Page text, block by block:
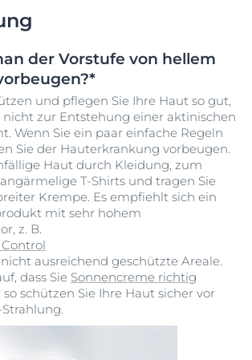
der Vorstufe von hellem
und pflegen Sie Ihre Haut so gut,
nicht zur Entstehung einer aktinischen
Wenn Sie ein paar einfache Regeln
Sie der Hauterkrankung vorbeugen.
Haut durch Kleidung, zum
T-Shirts und tragen Sie
Krempe. Es empfiehlt sich ein
mit sehr hohem
z. B.
ausreichend geschützte Areale.
dass Sie Sonnencreme richtig
so schützen Sie Ihre Haut sicher vor